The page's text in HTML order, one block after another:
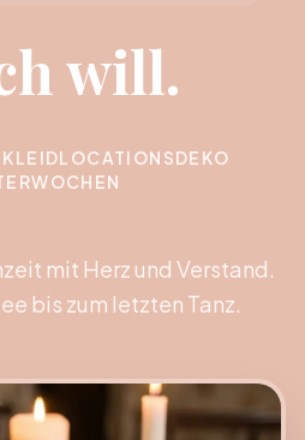
will.
LOCATIONSDEKO
mit Herz und Verstand.
bis zum letzten Tanz.